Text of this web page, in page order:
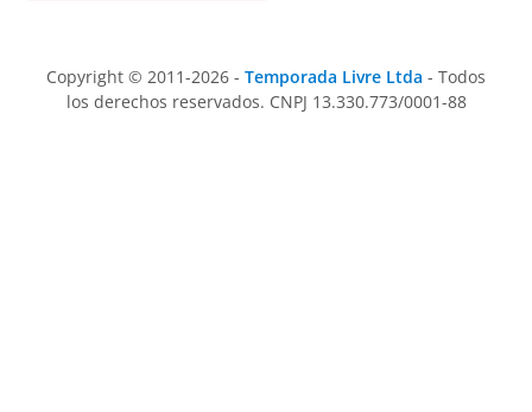
Copyright © 2011-2026 - Temporada Livre Ltda - Todos
los derechos reservados. CNPJ 13.330.773/0001-88